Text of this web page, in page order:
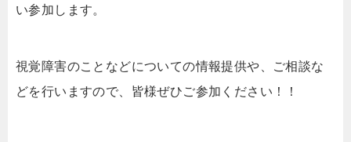
い参加します。
視覚障害のことなどについての情報提供や、ご相談な
どを行いますので、皆様ぜひご参加ください！！